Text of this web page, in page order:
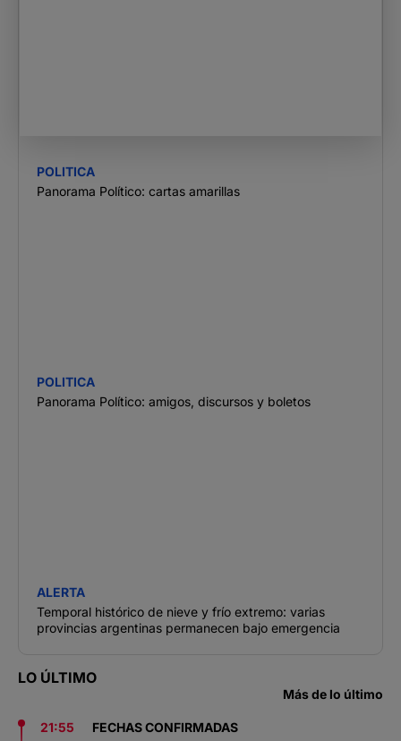
POLITICA
Panorama Político: cartas amarillas
POLITICA
Panorama Político: amigos, discursos y boletos
ALERTA
Temporal histórico de nieve y frío extremo: varias
provincias argentinas permanecen bajo emergencia
LO ÚLTIMO
Más de lo último
21:55
FECHAS CONFIRMADAS